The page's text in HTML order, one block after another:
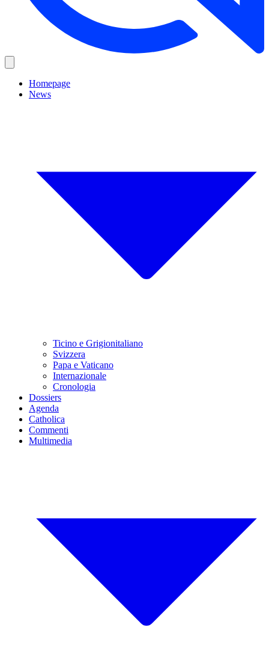
Homepage
News
Ticino e Grigionitaliano
Svizzera
Papa e Vaticano
Internazionale
Cronologia
Dossiers
Agenda
Catholica
Commenti
Multimedia